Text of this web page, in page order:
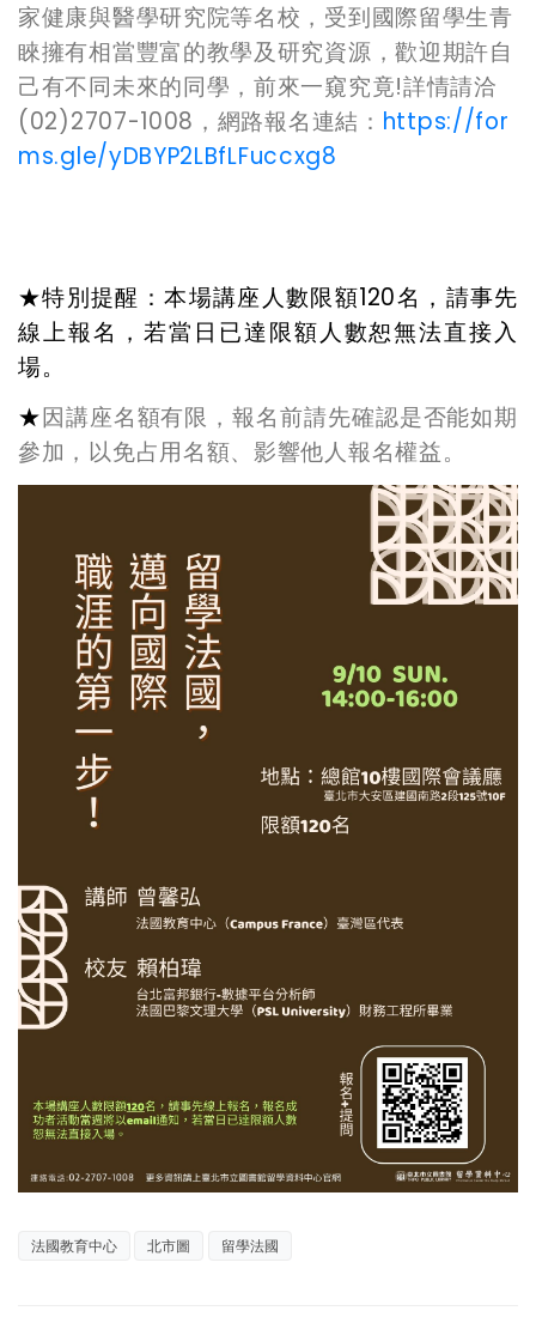
家健康與醫學研究院等名校，受到國際留學生青
睞擁有相當豐富的教學及研究資源，歡迎期許自
己有不同未來的同學，前來一窺究竟!詳情請洽
(02)2707-1008，網路報名連結： https://for
ms.gle/yDBYP2LBfLFuccxg8
★特別提醒：本場講座人數限額120名，請事先
線上報名，若當日已達限額人數恕無法直接入
場。
★因講座名額有限，報名前請先確認是否能如期
參加，以免占用名額、影響他人報名權益。
法國教育中心 北市圖 留學法國